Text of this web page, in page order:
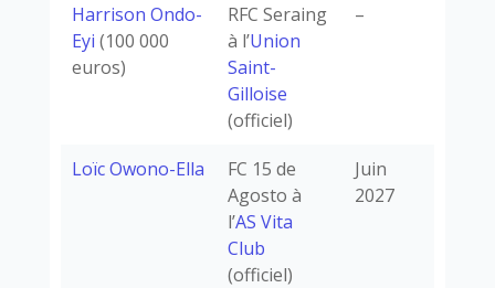
Harrison Ondo-
Eyi (100 000
euros)
RFC Seraing
à l’Union
Saint-
Gilloise
(officiel)
–
Loïc Owono-Ella
FC 15 de
Agosto à
l’AS Vita
Club
(officiel)
Juin
2027